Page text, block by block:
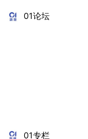
01论坛
01专栏